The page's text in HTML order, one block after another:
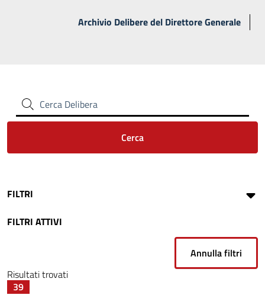
Archivio Delibere del Direttore Generale
Cerca Delibera
Cerca
FILTRI
FILTRI ATTIVI
Annulla filtri
Risultati trovati
39